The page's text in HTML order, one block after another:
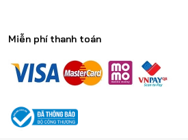
Miễn phí thanh toán